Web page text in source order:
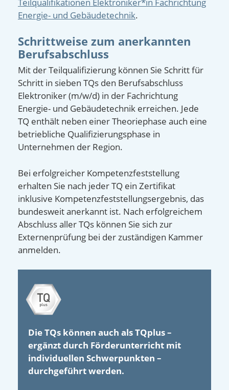
Teilqualifikationen Elektroniker*in Fachrichtung
Energie- und Gebäudetechnik.
Schrittweise zum anerkannten
Berufsabschluss
Mit der Teilqualifizierung können Sie Schritt für
Schritt in sieben TQs den Berufsabschluss
Elektroniker (m/w/d) in der Fachrichtung
Energie- und Gebäudetechnik erreichen. Jede
TQ enthält neben einer Theoriephase auch eine
betriebliche Qualifizierungsphase in
Unternehmen der Region.
Bei erfolgreicher Kompetenzfeststellung
erhalten Sie nach jeder TQ ein Zertifikat
inklusive Kompetenzfeststellungsergebnis, das
bundesweit anerkannt ist. Nach erfolgreichem
Abschluss aller TQs können Sie sich zur
Externenprüfung bei der zuständigen Kammer
anmelden.
Die TQs können auch als TQplus –
ergänzt durch Förderunterricht mit
individuellen Schwerpunkten –
durchgeführt werden.